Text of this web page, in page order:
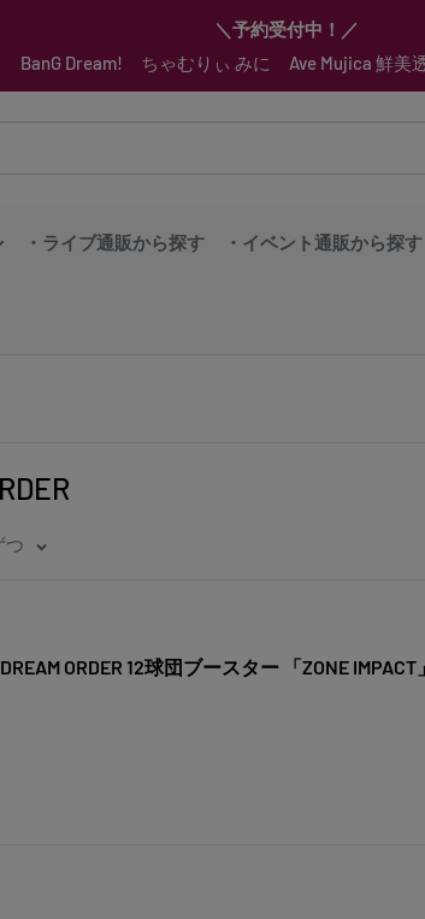
▼送料をおトクにお買物する方法をご
【こちらをクリック】
＼予約受付中！／
BanG Dream! ちゃむりぃ みに Ave Mujica 鮮美
▼「作品・ブランドから探す」で
欲しい商品を手に入れよう！
▼スムーズに商品を探すなら、
「カテゴリーから探す」を活用しよ
▼お気に入り登録機能を活用しよう♪
【こちらをクリック】
・ライブ通販から探す ・イベント通販から探す
つ
ORDER 12球団ブースター 「ZONE IMPACT